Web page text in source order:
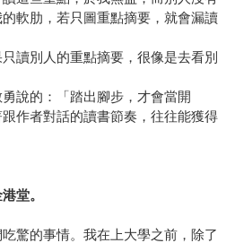
軟肋，若只圖重點摘要，就會漏讀
讀別人的重點摘要，很像是去看別
說的：「踏出腳步，才會當開
作者對話的讀書節奏，往往能獲得
堂。
驚的事情。我在上大學之前，除了